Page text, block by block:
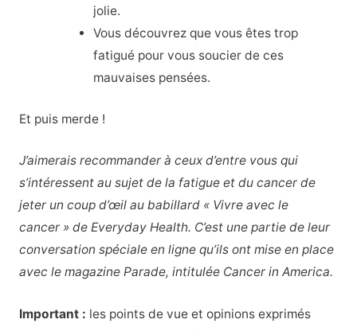
jolie.
Vous découvrez que vous êtes trop
fatigué pour vous soucier de ces
mauvaises pensées.
Et puis merde !
J’aimerais recommander à ceux d’entre vous qui
s’intéressent au sujet de la fatigue et du cancer de
jeter un coup d’œil au babillard « Vivre avec le
cancer » de Everyday Health. C’est une partie de leur
conversation spéciale en ligne qu’ils ont mise en place
avec le magazine Parade, intitulée Cancer in America.
Important : les points de vue et opinions exprimés